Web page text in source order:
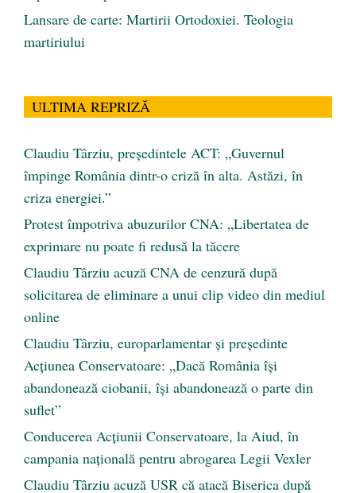
Lansare de carte: Martirii Ortodoxiei. Teologia
martiriului
ULTIMA REPRIZĂ
Claudiu Târziu, președintele ACT: „Guvernul
împinge România dintr-o criză în alta. Astăzi, în
criza energiei.”
Protest împotriva abuzurilor CNA: „Libertatea de
exprimare nu poate fi redusă la tăcere
Claudiu Târziu acuză CNA de cenzură după
solicitarea de eliminare a unui clip video din mediul
online
Claudiu Târziu, europarlamentar și președinte
Acțiunea Conservatoare: „Dacă România își
abandonează ciobanii, își abandonează o parte din
suflet”
Conducerea Acțiunii Conservatoare, la Aiud, în
campania națională pentru abrogarea Legii Vexler
Claudiu Târziu acuză USR că atacă Biserica după